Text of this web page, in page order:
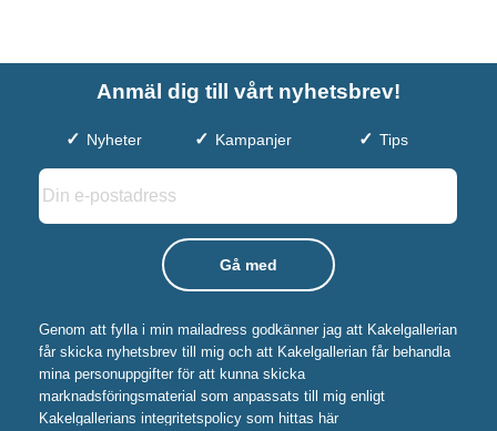
Anmäl dig till vårt nyhetsbrev!
Nyheter Kampanjer Tips
Genom att fylla i min mailadress godkänner jag att Kakelgallerian
får skicka nyhetsbrev till mig och att Kakelgallerian får behandla
mina personuppgifter för att kunna skicka
marknadsföringsmaterial som anpassats till mig enligt
Kakelgallerians integritetspolicy som hittas här